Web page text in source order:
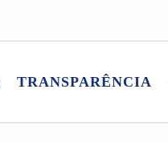
TRANSPARÊNCIA